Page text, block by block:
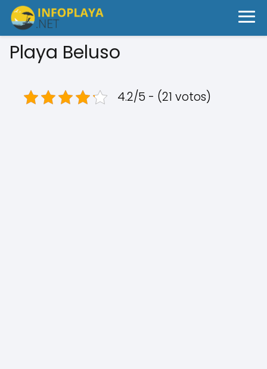
Playa Beluso
4.2/5 - (21 votos)